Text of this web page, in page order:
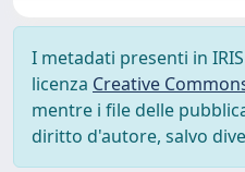
I metadati presenti in
licenza Creative
mentre i file delle
diritto d'autore, salvo